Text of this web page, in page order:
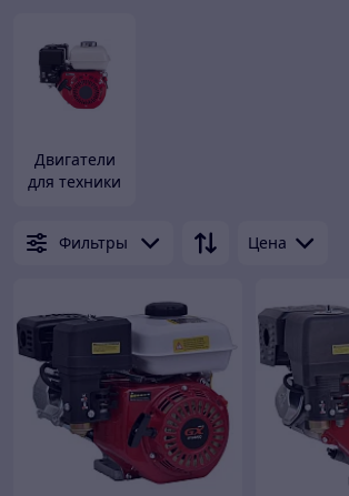
Двигатели
для техники
Фильтры Цена